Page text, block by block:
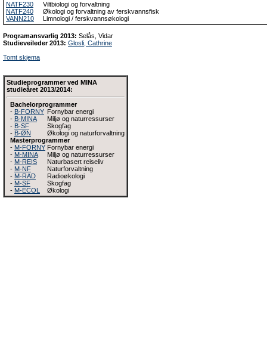
NATF230
Viltbiologi og forvaltning
NATF240
Økologi og forvaltning av ferskvannsfisk
VANN210
Limnologi / ferskvannsøkologi
Programansvarlig 2013: Selås, Vidar
Studieveileder 2013: Glosli, Cathrine
Tomt skjema
Studieprogrammer ved MINA
studieåret 2013/2014:
Bachelorprogrammer
- B-FORNY Fornybar energi
- B-MINA
Miljø og naturressurser
- B-SF
Skogfag
- B-ØN
Økologi og naturforvaltning
Masterprogrammer
- M-FORNY Fornybar energi
- M-MINA
Miljø og naturressurser
- M-REIS
Naturbasert reiseliv
- M-NF
Naturforvaltning
- M-RAD
Radioøkologi
- M-SF
Skogfag
- M-ECOL Økologi